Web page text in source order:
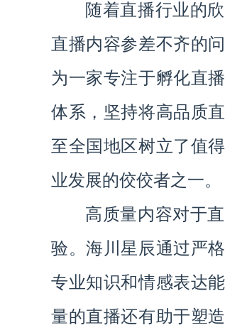
随着直播行业的
直播内容参差不齐的
为一家专注于孵化直
体系，坚持将高品质
至全国地区树立了值
业发展的佼佼者之一。
高质量内容对于
验。海川星辰通过严
专业知识和情感表达
量的直播还有助于塑